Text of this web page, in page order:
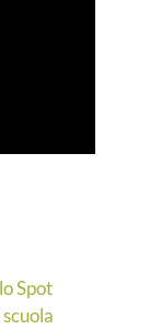
Spot